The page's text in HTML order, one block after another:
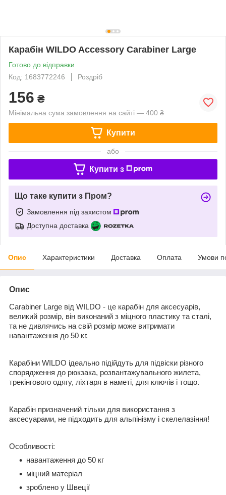
Карабін WILDO Accessory Carabiner Large
Готово до відправки
Код: 1683772246
Роздріб
156 ₴
Мінімальна сума замовлення на сайті — 400 ₴
Купити
або
Купити з
Що таке купити з Пром?
Замовлення під захистом
Доступна доставка
Опис Характеристики Доставка Оплата Умови
Опис
Carabiner Large від WILDO - це карабін для аксесуарів,
великий розмір, він виконаний з міцного пластику та сталі,
та не дивлячись на свій розмір може витримати
навантаження до 50 кг.
Карабіни WILDO ідеально підійдуть для підвіски різного
спорядження до рюкзака, розвантажувального жилета,
трекінгового одягу, ліхтаря в наметі, для ключів і тощо.
Карабін призначений тільки для використання з
аксесуарами, не підходить для альпінізму і скелелазіння!
Особливості:
навантаження до 50 кг
міцний матеріал
зроблено у Швеції